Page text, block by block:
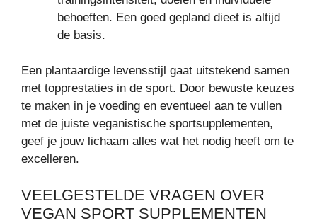
behoeften. Een goed gepland dieet is altijd
de basis.
Een plantaardige levensstijl gaat uitstekend samen
met topprestaties in de sport. Door bewuste keuzes
te maken in je voeding en eventueel aan te vullen
met de juiste veganistische sportsupplementen,
geef je jouw lichaam alles wat het nodig heeft om te
excelleren.
VEELGESTELDE VRAGEN OVER
VEGAN SPORT SUPPLEMENTEN